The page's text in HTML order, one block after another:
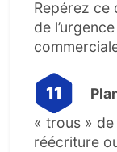
Repérez ce
de
« trous »
réécriture